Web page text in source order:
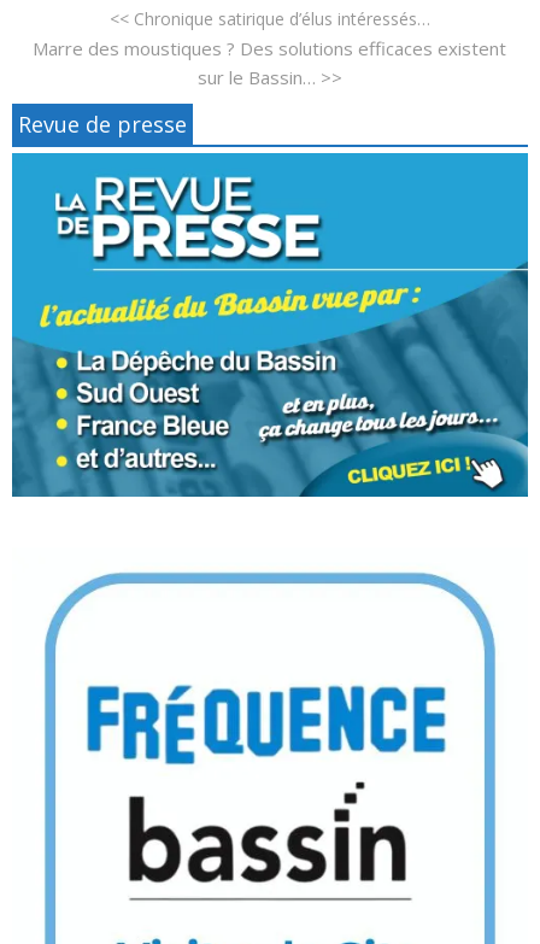
<< Chronique satirique d’élus intéressés…
Marre des moustiques ? Des solutions efficaces existent
sur le Bassin… >>
Revue de presse